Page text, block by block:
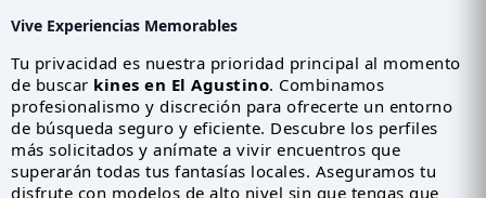
Vive Experiencias Memorables
Tu privacidad es nuestra prioridad principal al momento
de buscar kines en El Agustino. Combinamos
profesionalismo y discreción para ofrecerte un entorno
de búsqueda seguro y eficiente. Descubre los perfiles
más solicitados y anímate a vivir encuentros que
superarán todas tus fantasías locales. Aseguramos tu
disfrute con modelos de alto nivel sin que tengas que